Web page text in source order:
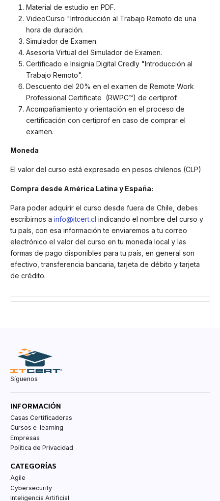
Material de estudio en PDF.
VideoCurso "Introducción al Trabajo Remoto de una
hora de duración.
Simulador de Examen.
Asesoría Virtual del Simulador de Examen.
Certificado e Insignia Digital Credly "Introducción al
Trabajo Remoto".
Descuento del 20% en el examen de Remote Work
Professional Certificate (RWPC™) de certiprof.
Acompañamiento y orientación en el proceso de
certificación con certiprof en caso de comprar el
examen.
Moneda
El valor del curso está expresado en pesos chilenos (CLP)
Compra desde América Latina y España:
Para poder adquirir el curso desde fuera de Chile, debes
escribirnos a info@itcert.cl indicando el nombre del curso y
tu país, con esa información te enviaremos a tu correo
electrónico el valor del curso en tu moneda local y las
formas de pago disponibles para tu país, en general son
efectivo, transferencia bancaria, tarjeta de débito y tarjeta
de crédito.
Síguenos
INFORMACIÓN
Casas Certificadoras
Cursos e-learning
Empresas
Politica de Privacidad
CATEGORÍAS
Agile
Cybersecurity
Inteligencia Artificial